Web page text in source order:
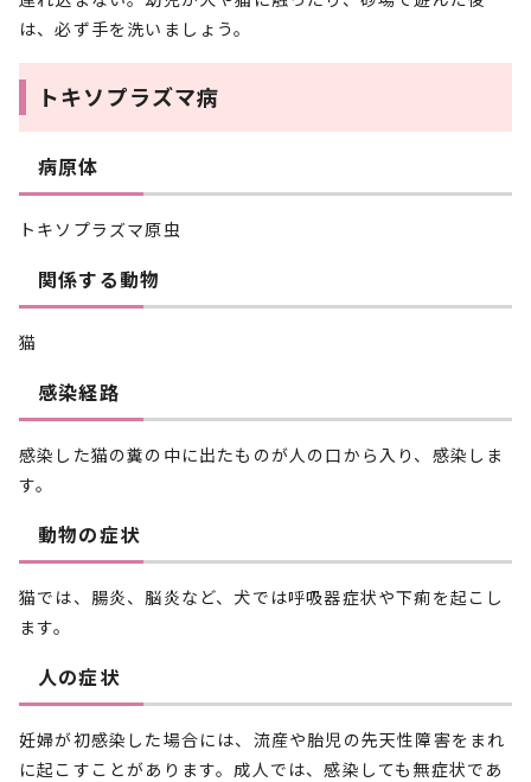
は、必ず手を洗いましょう。
トキソプラズマ病
病原体
トキソプラズマ原虫
関係する動物
猫
感染経路
感染した猫の糞の中に出たものが人の口から入り、感染しま
す。
動物の症状
猫では、腸炎、脳炎など、犬では呼吸器症状や下痢を起こし
ます。
人の症状
妊婦が初感染した場合には、流産や胎児の先天性障害をまれ
に起こすことがあります。成人では、感染しても無症状であ